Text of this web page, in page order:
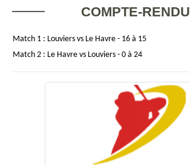
COMPTE-RENDU
Match 1 : Louviers vs Le Havre - 16 à 15
Match 2 : Le Havre vs Louviers - 0 à 24